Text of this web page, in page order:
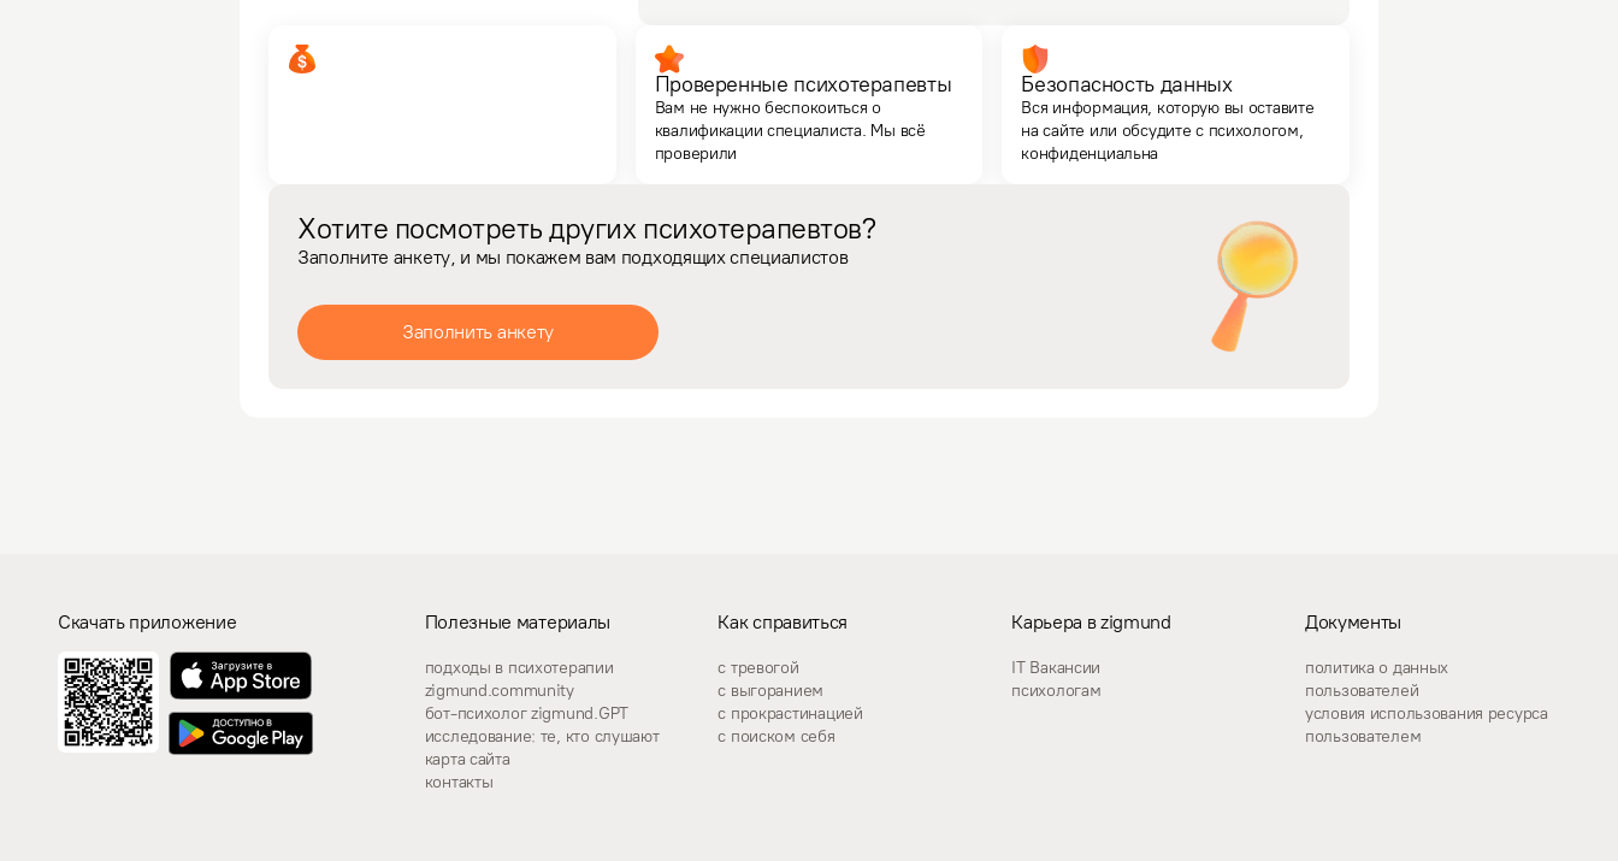
Проверенные психотерапевты
Вам не нужно беспокоиться о
квалификации специалиста. Мы всё
проверили
Безопасность данных
Вся информация, которую вы оставите
на сайте или обсудите с психологом,
конфиденциальна
Хотите посмотреть других психотерапевтов?
Заполните анкету, и мы покажем вам подходящих специалистов
Заполнить анкету
Скачать приложение Полезные материалы
подходы в психотерапии
zigmund.community
бот-психолог zigmund.GPT
исследование: те, кто слушают
карта сайта
контакты
Как справиться
с тревогой
с выгоранием
с прокрастинацией
с поиском себя
Карьера в zigmund
IT Вакансии
психологам
Документы
политика о данных
пользователей
условия использования ресурса
пользователем